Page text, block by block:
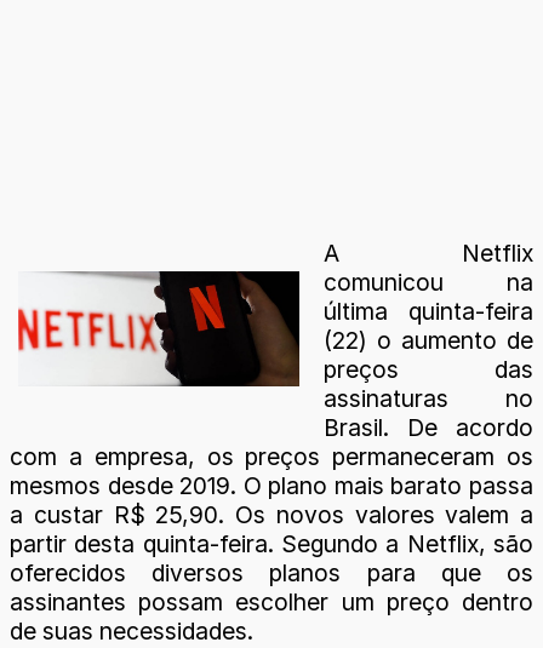
A Netflix
comunicou na
última quinta-feira
(22) o aumento de
preços das
assinaturas no
Brasil. De acordo
com a empresa, os preços permaneceram os
mesmos desde 2019. O plano mais barato passa
a custar R$ 25,90. Os novos valores valem a
partir desta quinta-feira. Segundo a Netflix, são
oferecidos diversos planos para que os
assinantes possam escolher um preço dentro
de suas necessidades.